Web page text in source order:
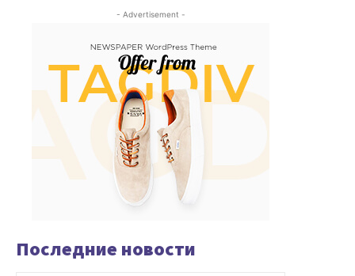
- Advertisement -
Последние новости